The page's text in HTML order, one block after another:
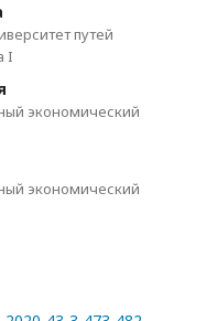
путей
I
экономический
экономический